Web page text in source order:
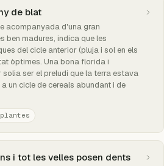
de blat
acompanyada d'una gran
ben madures, indica que les
del cicle anterior (pluja i sol en els
òptimes. Una bona florida i
ser el preludi que la terra estava
a un cicle de cereals abundant i de
plantes
i tot les velles posen dents